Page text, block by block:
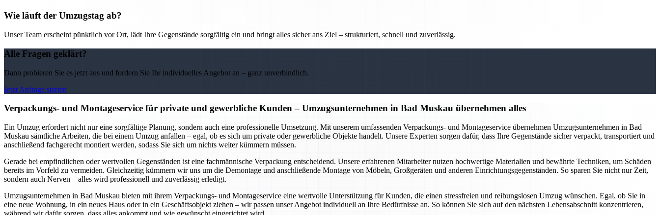
Wie läuft der Umzugstag ab?
Unser Team erscheint pünktlich vor Ort, lädt Ihre Gegenstände sorgfältig ein und bringt alles sicher ans Ziel – strukturiert, schnell und zuverlässig.
Alle Fragen geklärt?
Dann probieren Sie es jetzt aus und fordern Sie Ihr individuelles Angebot an – ganz unverbindlich.
Jetzt Anfrage starten
Verpackungs- und Montageservice für private und gewerbliche Kunden – Umzugsunternehmen in Bad Muskau übernehmen alles
Ein Umzug erfordert nicht nur eine sorgfältige Planung, sondern auch eine professionelle Umsetzung. Mit unserem umfassenden Verpackungs- und Montageservice übernehmen Umzugsunternehmen in Bad
Muskau sämtliche Arbeiten, die bei einem Umzug anfallen – egal, ob es sich um private oder gewerbliche Objekte handelt. Unsere Experten sorgen dafür, dass Ihre Gegenstände sicher verpackt, transportiert und
anschließend fachgerecht montiert werden, sodass Sie sich um nichts weiter kümmern müssen.
Gerade bei empfindlichen oder wertvollen Gegenständen ist eine fachmännische Verpackung entscheidend. Unsere erfahrenen Mitarbeiter nutzen hochwertige Materialien und bewährte Techniken, um Schäden
bereits im Vorfeld zu vermeiden. Gleichzeitig kümmern wir uns um die Demontage und anschließende Montage von Möbeln, Großgeräten und anderen Einrichtungsgegenständen. So sparen Sie nicht nur Zeit,
sondern auch Nerven – alles wird professionell und zuverlässig erledigt.
Umzugsunternehmen in Bad Muskau bieten mit ihrem Verpackungs- und Montageservice eine wertvolle Unterstützung für Kunden, die einen stressfreien und reibungslosen Umzug wünschen. Egal, ob Sie in
eine neue Wohnung, in ein neues Haus oder in ein Geschäftsobjekt ziehen – wir passen unser Angebot individuell an Ihre Bedürfnisse an. So können Sie sich auf den nächsten Lebensabschnitt konzentrieren,
während wir dafür sorgen, dass alles ankommt und wie gewünscht eingerichtet wird.